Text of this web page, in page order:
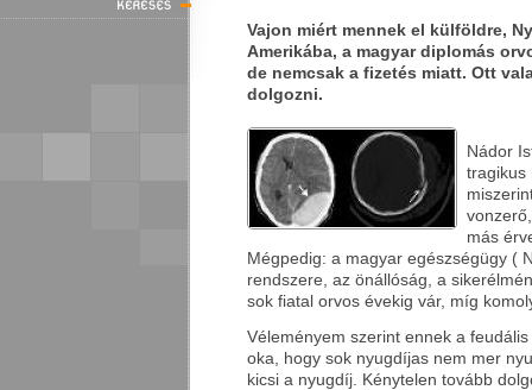
Vajon miért mennek el külföldre,
Amerikába, a magyar diplomás
de nemcsak a fizetés miatt. Ott
dolgozni.
Nádor
tragikus
más
Mégpedig: a magyar egészségügy (
rendszere, az önállóság, a
sok fiatal orvos évekig vár, míg
Véleményem szerint ennek a
oka, hogy sok nyugdíjas nem mer
kicsi a nyugdíj. Kénytelen tovább